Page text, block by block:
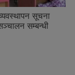
शिशु तथा
(CB-
कार्यक्रम